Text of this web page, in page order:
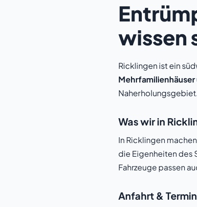
wissen
Ricklingen ist ein
Was wir in
In Ricklingen
die Eigenheiten des
Fahrzeuge passen
Anfahrt & Termin